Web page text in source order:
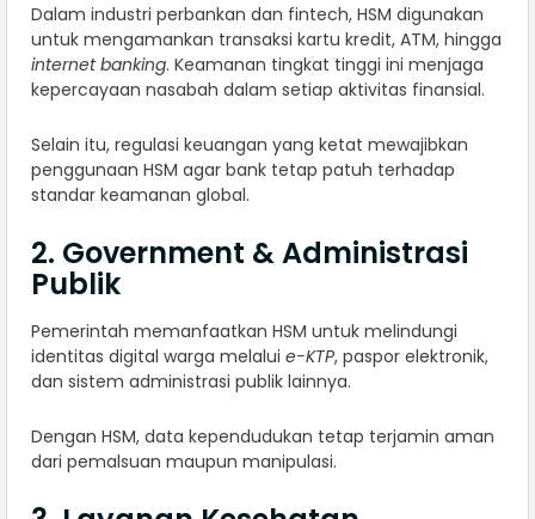
Dalam industri perbankan dan fintech, HSM digunakan
untuk mengamankan transaksi kartu kredit, ATM, hingga
internet banking. Keamanan tingkat tinggi ini menjaga
kepercayaan nasabah dalam setiap aktivitas finansial.
Selain itu, regulasi keuangan yang ketat mewajibkan
penggunaan HSM agar bank tetap patuh terhadap
standar keamanan global.
2. Government & Administrasi
Publik
Pemerintah memanfaatkan HSM untuk melindungi
identitas digital warga melalui e-KTP, paspor elektronik,
dan sistem administrasi publik lainnya.
Dengan HSM, data kependudukan tetap terjamin aman
dari pemalsuan maupun manipulasi.